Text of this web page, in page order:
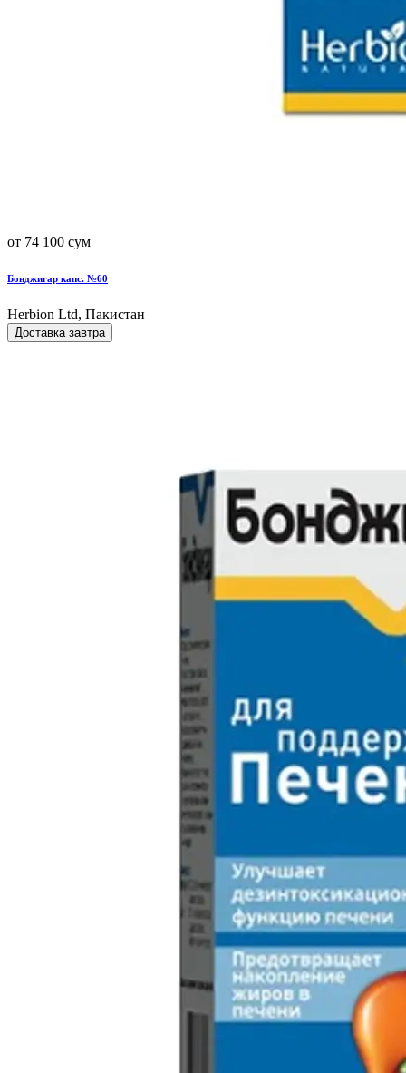
от 74 100 сум
Бонджигар капс. №60
Herbion Ltd, Пакистан
Доставка завтра